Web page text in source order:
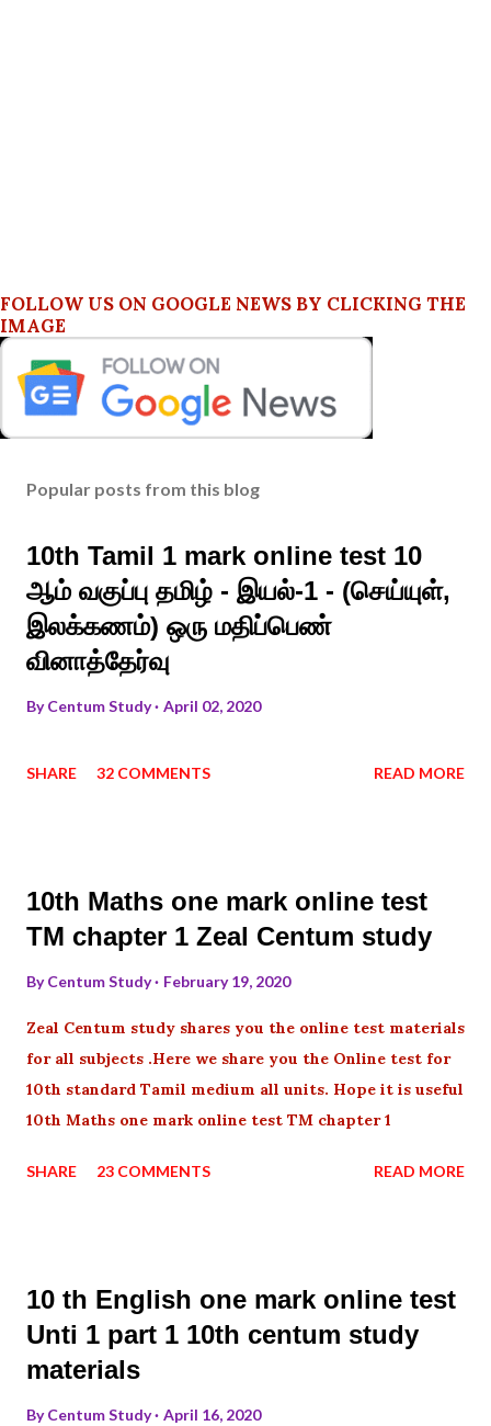
FOLLOW US ON GOOGLE NEWS BY CLICKING THE
IMAGE
Popular posts from this blog
10th Tamil 1 mark online test 10
ஆம் வகுப்பு தமிழ் - இயல்-1 - (செய்யுள்,
இலக்கணம்) ஒரு மதிப்பெண்
வினாத்தேர்வு
ByCentum Study April 02, 2020
SHARE 32 COMMENTS READ MORE
10th Maths one mark online test
TM chapter 1 Zeal Centum study
ByCentum Study February 19, 2020
Zeal Centum study shares you the online test materials
for all subjects .Here we share you the Online test for
10th standard Tamil medium all units. Hope it is useful
10th Maths one mark online test TM chapter 1
SHARE 23 COMMENTS READ MORE
10 th English one mark online test
Unti 1 part 1 10th centum study
materials
ByCentum Study April 16, 2020